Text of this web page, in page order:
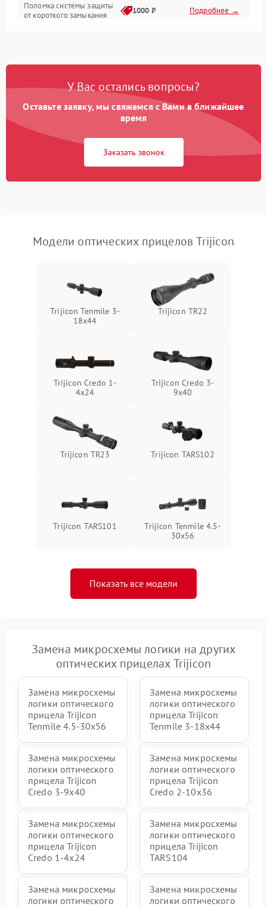
Корпус/Герметичность
Поломка системы защиты
от короткого замыкания
1000 ₽ Подробнее →
Неисправность системы
перенапряжения
1000 ₽ Подробнее →
Неисправность системы
защиты от замыкания
1000 ₽
защиты от перегрева
У Вас остались вопросы?
Оставьте заявку, мы свяжемся с Вами в ближайшее
время
Заказать звонок
Модели оптических прицелов Trijicon
Trijicon Tenmile 3-
18x44
Trijicon TR22
Trijicon Credo 1-
4x24
Trijicon Credo 3-
9x40
Trijicon TR23 Trijicon TARS102
Trijicon TARS101
Trijicon Tenmile 4.5-
30x56
Показать все модели
Замена микросхемы логики на других
оптических прицелах Trijicon
Замена микросхемы
логики оптического
прицела Trijicon
Tenmile 4.5-30x56
Замена микросхемы
логики оптического
прицела Trijicon
Tenmile 3-18x44
Замена микросхемы
логики оптического
прицела Trijicon
Credo 3-9x40
Замена микросхемы
логики оптического
прицела Trijicon
Credo 2-10x36
Замена микросхемы
логики оптического
прицела Trijicon
Credo 1-4x24
Замена микросхемы
логики оптического
прицела Trijicon
TARS104
Замена микросхемы
логики оптического
Замена микросхемы
логики оптического